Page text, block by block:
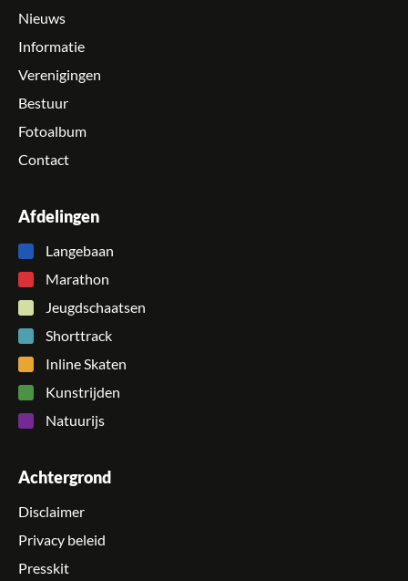
Nieuws
Informatie
Verenigingen
Bestuur
Fotoalbum
Contact
Afdelingen
Langebaan
Marathon
Jeugdschaatsen
Shorttrack
Inline Skaten
Kunstrijden
Natuurijs
Achtergrond
Disclaimer
Privacy beleid
Presskit